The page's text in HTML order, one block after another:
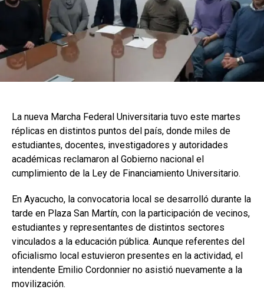
La nueva Marcha Federal Universitaria tuvo este martes
réplicas en distintos puntos del país, donde miles de
estudiantes, docentes, investigadores y autoridades
académicas reclamaron al Gobierno nacional el
cumplimiento de la Ley de Financiamiento Universitario.
En Ayacucho, la convocatoria local se desarrolló durante la
tarde en Plaza San Martín, con la participación de vecinos,
estudiantes y representantes de distintos sectores
vinculados a la educación pública. Aunque referentes del
oficialismo local estuvieron presentes en la actividad, el
intendente Emilio Cordonnier no asistió nuevamente a la
movilización.